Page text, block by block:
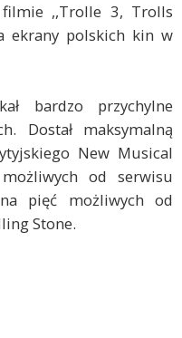
,,Trolle 3, Trolls
ekrany polskich kin w
bardzo przychylne
Dostał maksymalną
New Musical
od serwisu
pięć możliwych od
Stone.